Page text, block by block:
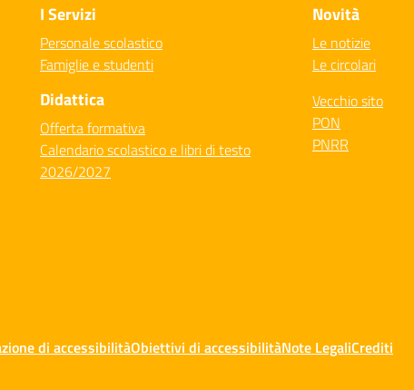
I Servizi
Personale scolastico
Famiglie e studenti
Didattica
Offerta formativa
Calendario scolastico e libri di testo
2026/2027
Novità
Le notizie
Le circolari
Vecchio sito
PON
PNRR
di accessibilitàObiettivi di accessibilitàNote LegaliCrediti